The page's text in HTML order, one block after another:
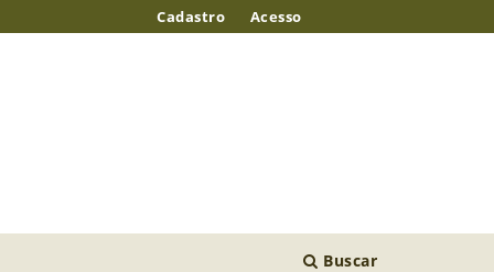
Buscar
Cadastro Acesso